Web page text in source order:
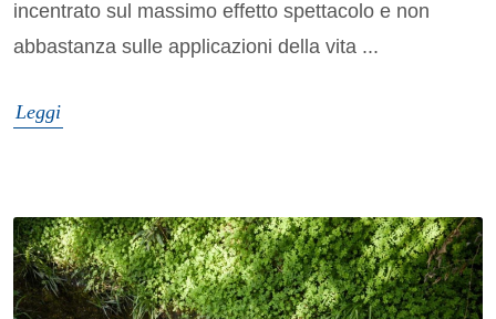
incentrato sul massimo effetto spettacolo e non
abbastanza sulle applicazioni della vita ...
Leggi